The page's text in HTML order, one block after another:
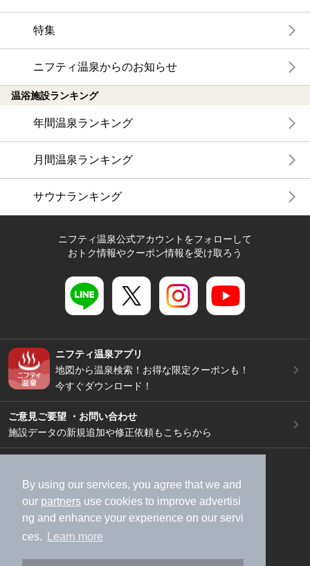
By using our services, you agree that we and
our partners use cookies to improve advertisi
ng and enhance your experience on our servi
ces.
Learn more
特集
ニフティ温泉からのお知らせ
温浴施設ランキング
年間温泉ランキング
月間温泉ランキング
サウナランキング
ニフティ温泉公式アカウントをフォローして
おトク情報やクーポン情報を受け取ろう
ニフティ温泉アプリ
地図から温泉検索！お得な限定クーポンも！
今すぐダウンロード！
ご意見ご要望 ・お問い合わせ
施設データの新規追加や修正依頼もこちらから
加盟店募集（資料請求）
広告出稿のご案内
利用規約
ライフスタイルMEMBERS+規約
特定商取引法に基づく表記
ヘルプ
採用情報
運営会社